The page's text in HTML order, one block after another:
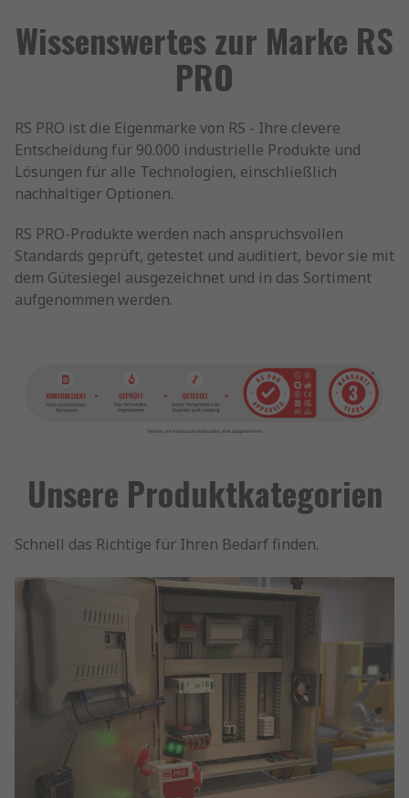
Wissenswertes zur Marke RS
PRO
RS PRO ist die Eigenmarke von RS - Ihre clevere
Entscheidung für 90.000 industrielle Produkte und
Lösungen für alle Technologien, einschließlich
nachhaltiger Optionen.
RS PRO-Produkte werden nach anspruchsvollen
Standards geprüft, getestet und auditiert, bevor sie mit
dem Gütesiegel ausgezeichnet und in das Sortiment
aufgenommen werden.
Unsere Produktkategorien
Schnell das Richtige für Ihren Bedarf finden.